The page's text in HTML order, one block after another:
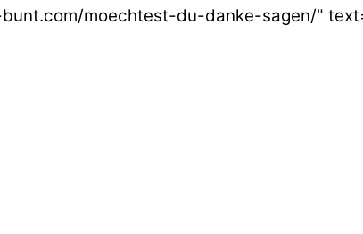
moechtest-du-danke-sagen/"